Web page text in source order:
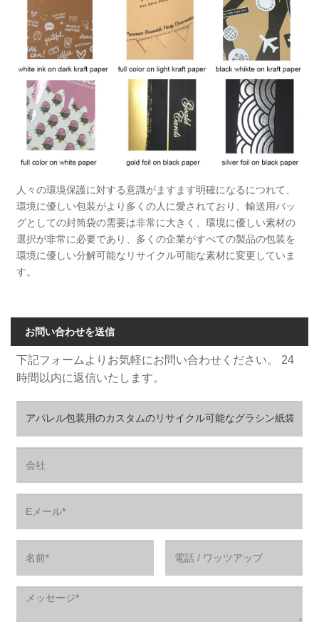
人々の環境保護に対する意識がますます明確になるにつれて、
環境に優しい包装がより多くの人に愛されており、輸送用バッ
グとしての封筒袋の需要は非常に大きく、環境に優しい素材の
選択が非常に必要であり、多くの企業がすべての製品の包装を
環境に優しい分解可能なリサイクル可能な素材に変更していま
す。
お問い合わせを送信
下記フォームよりお気軽にお問い合わせください。 24
時間以内に返信いたします。